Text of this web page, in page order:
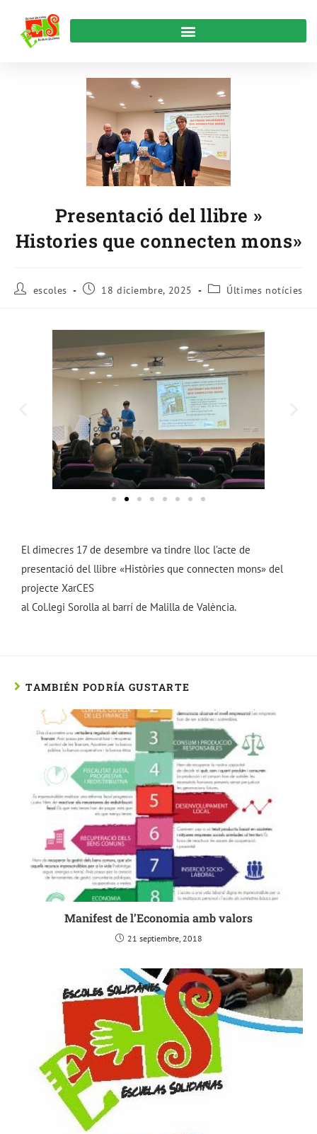
Presentació del llibre »
Histories que connecten mons»
escoles 18 diciembre, 2025 Últimes notícies
El dimecres 17 de desembre va tindre lloc l’acte de
presentació del llibre «Històries que connecten mons» del
projecte XarCES
al Col.legi Sorolla al barrí de Malilla de València.
TAMBIÉN PODRÍA GUSTARTE
Manifest de l’Economia amb valors
21 septiembre, 2018